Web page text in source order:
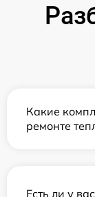
Какие
ремонте
Есть ли у